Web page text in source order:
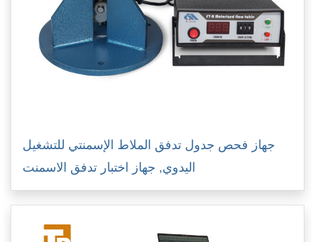
جهاز فحص جدول تدفق الملاط الإسمنتي للتشغيل
اليدوي, جهاز اختبار تدفق الاسمنت